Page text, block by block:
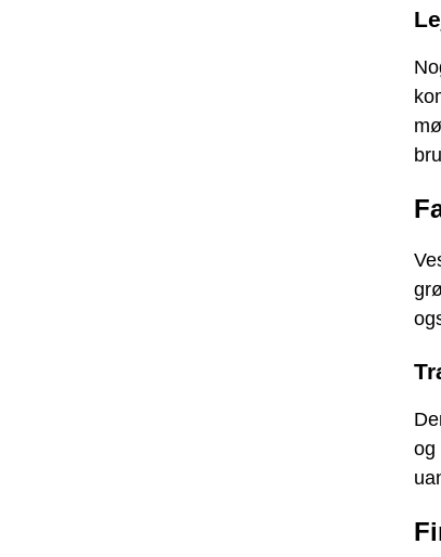
og